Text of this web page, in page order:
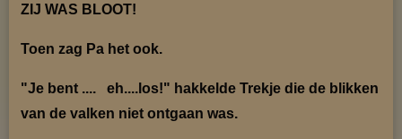
ZIJ WAS BLOOT!
Toen zag Pa het ook.
"Je bent .... eh....los!" hakkelde Trekje die de blikken
van de valken niet ontgaan was.